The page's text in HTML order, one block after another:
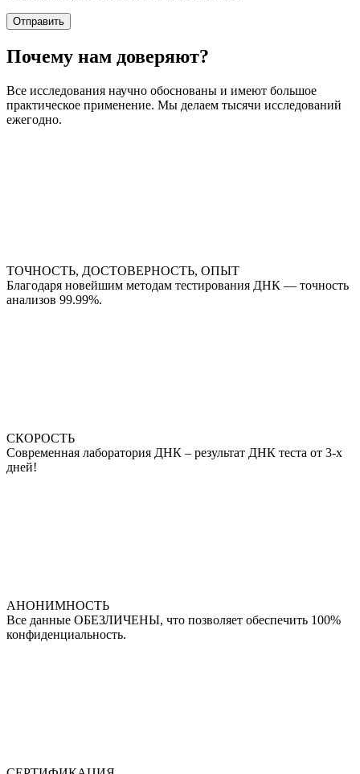
Почему нам доверяют?
Все исследования научно обоснованы и имеют большое
практическое применение. Мы делаем тысячи исследований
ежегодно.
ТОЧНОСТЬ, ДОСТОВЕРНОСТЬ, ОПЫТ
Благодаря новейшим методам тестирования ДНК — точность
анализов 99.99%.
СКОРОСТЬ
Современная лаборатория ДНК – результат ДНК теста от 3-х
дней!
АНОНИМНОСТЬ
Все данные ОБЕЗЛИЧЕНЫ, что позволяет обеспечить 100%
конфиденциальность.